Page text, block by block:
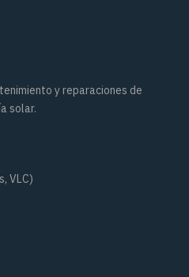
y reparaciones de
solar.
VLC)